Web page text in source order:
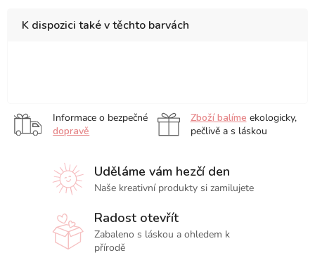
K dispozici také v těchto barvách
cm
cm
26
cm
20
cm
31
cm
Informace o bezpečné
dopravě
Zboží balíme ekologicky,
pečlivě a s láskou
Uděláme vám hezčí den
Naše kreativní produkty si zamilujete
Radost otevřít
Zabaleno s láskou a ohledem k
přírodě